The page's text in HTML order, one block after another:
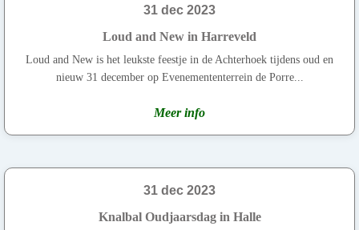
31 dec 2023
Loud and New in Harreveld
Loud and New is het leukste feestje in de Achterhoek tijdens oud en
nieuw 31 december op Evenemententerrein de Porre...
Meer info
31 dec 2023
Knalbal Oudjaarsdag in Halle